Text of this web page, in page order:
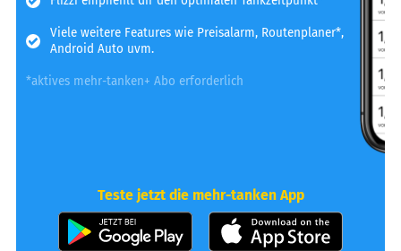
Viele weitere Features wie Preisalarm, Routenplaner*,
Android Auto uvm.
*aktives mehr-tanken+ Abo erforderlich
Teste jetzt die mehr-tanken App